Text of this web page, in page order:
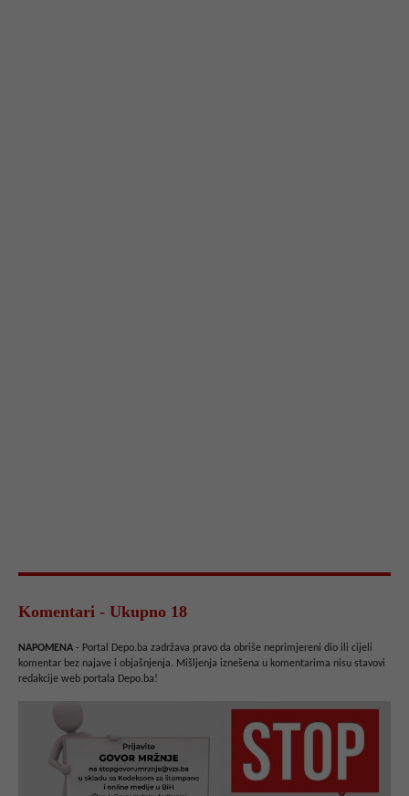
Komentari - Ukupno 18
NAPOMENA - Portal Depo.ba zadržava pravo da obriše neprimjereni dio ili cijeli
komentar bez najave i objašnjenja. Mišljenja iznešena u komentarima nisu stavovi
redakcije web portala Depo.ba!